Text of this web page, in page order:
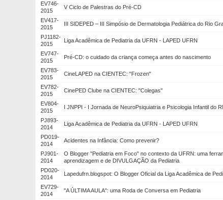
EV746-
2015
V Ciclo de Palestras do Pré-CD
EV417-
2015
III SIDEPED – III Simpósio de Dermatologia Pediátrica do Rio
PJ1182-
2015
Liga Acadêmica de Pediatria da UFRN - LAPED UFRN
EV747-
2015
Pré-CD: o cuidado da criança começa antes do nascimento
EV783-
2015
CineLAPED na CIENTEC: "Frozen"
EV782-
2015
CinePED Clube na CIENTEC: "Colegas"
EV804-
2015
I JNPPI - I Jornada de NeuroPsiquiatria e Psicologia Infantil do
PJ893-
2014
Liga Acadêmica de Pediatria da UFRN - LAPED UFRN
PD019-
2014
Acidentes na Infância: Como prevenir?
PJ901-
2014
O Blogger "Pediatria em Foco" no contexto da UFRN: uma
aprendizagem e de DIVULGAÇÃO da Pediatria
PD020-
2014
Lapedufrn.blogspot: O Blogger Oficial da Liga Acadêmica de
EV729-
2014
"A ÚLTIMA AULA": uma Roda de Conversa em Pediatria